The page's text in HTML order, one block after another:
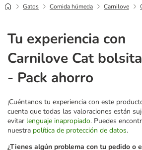
Gatos Comida húmeda Carnilove
Tu experiencia con
Carnilove Cat
- Pack ahorro
¡Cuéntanos tu experiencia con este
cuenta que todas las valoraciones están
evitar lenguaje inapropiado. Puedes
nuestra política de protección de datos.
¿Tienes algún problema con tu pedido o